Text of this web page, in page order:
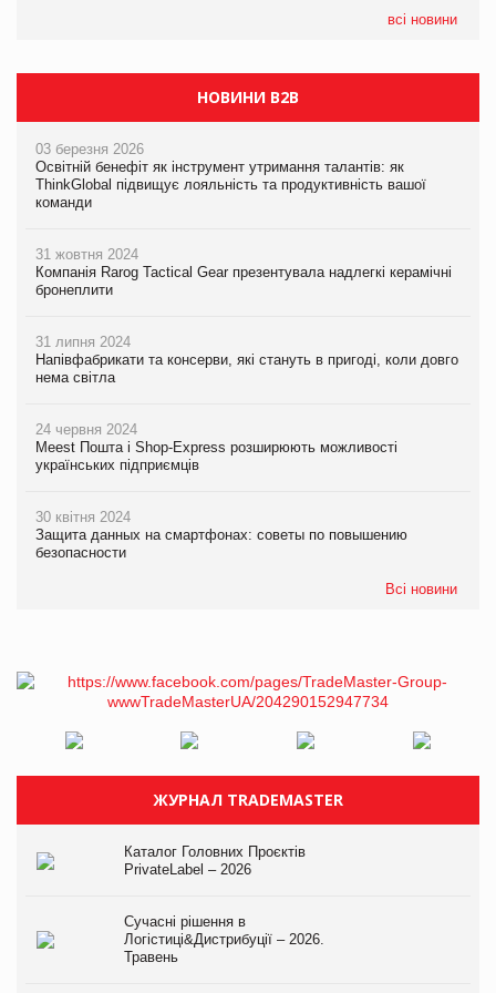
всі новини
НОВИНИ B2B
03 березня 2026
Освітній бенефіт як інструмент утримання талантів: як
ThinkGlobal підвищує лояльність та продуктивність вашої
команди
31 жовтня 2024
Компанія Rarog Tactical Gear презентувала надлегкі керамічні
бронеплити
31 липня 2024
Напівфабрикати та консерви, які стануть в пригоді, коли довго
нема світла
24 червня 2024
Meest Пошта і Shop-Express розширюють можливості
українських підприємців
30 квітня 2024
Защита данных на смартфонах: советы по повышению
безопасности
Всі новини
ЖУРНАЛ TRADEMASTER
Каталог Головних Проєктів
PrivateLabel – 2026
Сучасні рішення в
Логістиці&Дистрибуції – 2026.
Травень